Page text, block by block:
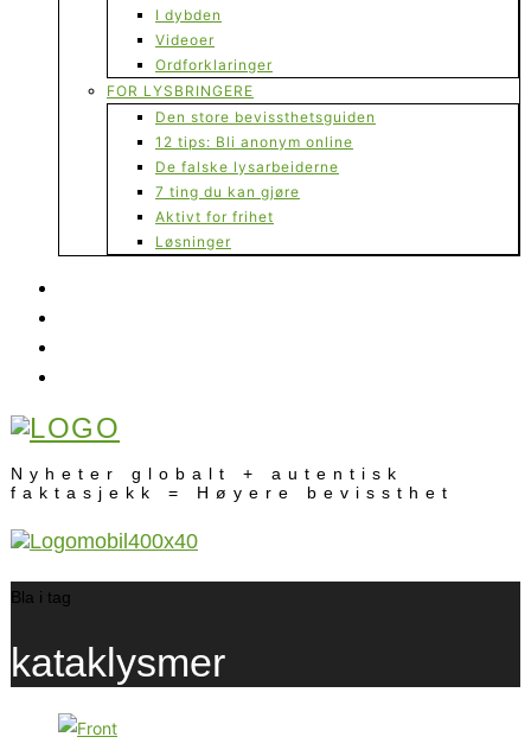
I dybden
Videoer
Ordforklaringer
FOR LYSBRINGERE
Den store bevissthetsguiden
12 tips: Bli anonym online
De falske lysarbeiderne
7 ting du kan gjøre
Aktivt for frihet
Løsninger
Nyheter globalt + autentisk
faktasjekk = Høyere bevissthet
Bla i tag
kataklysmer